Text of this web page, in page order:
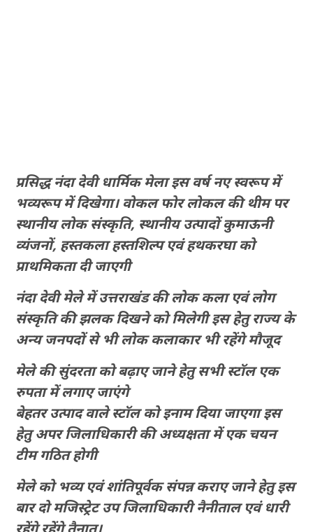
प्रसिद्ध नंदा देवी धार्मिक मेला इस वर्ष नए स्वरूप में
भव्यरूप में दिखेगा। वोकल फोर लोकल की थीम पर
स्थानीय लोक संस्कृति, स्थानीय उत्पादों कुमाऊनी
व्यंजनों, हस्तकला हस्तशिल्प एवं हथकरघा को
प्राथमिकता दी जाएगी
नंदा देवी मेले में उत्तराखंड की लोक कला एवं लोग
संस्कृति की झलक दिखने को मिलेगी इस हेतु राज्य के
अन्य जनपदों से भी लोक कलाकार भी रहेंगे मौजूद
मेले की सुंदरता को बढ़ाए जाने हेतु सभी स्टॉल एक
रुपता में लगाए जाएंगे
बेहतर उत्पाद वाले स्टॉल को इनाम दिया जाएगा इस
हेतु अपर जिलाधिकारी की अध्यक्षता में एक चयन
टीम गठित होगी
मेले को भव्य एवं शांतिपूर्वक संपन्न कराए जाने हेतु इस
बार दो मजिस्ट्रेट उप जिलाधिकारी नैनीताल एवं धारी